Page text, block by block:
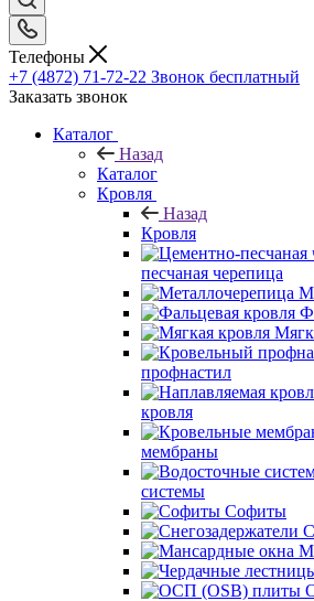
Телефоны
+7 (4872) 71-72-22 Звонок бесплатный
Заказать звонок
Каталог
Назад
Каталог
Кровля
Назад
Кровля
песчаная черепица
профнастил
кровля
мембраны
системы
Софиты